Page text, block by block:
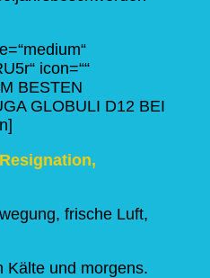
icon=““
BESTEN
GLOBULI D12 BEI
frische Luft,
Kälte und morgens.